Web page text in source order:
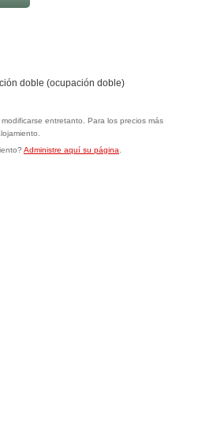
doble (ocupación doble)
entretanto. Para los precios más
Administre aquí su página